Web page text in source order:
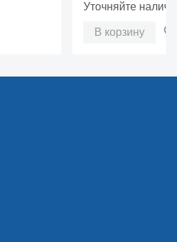
Уточняйте
В корзину